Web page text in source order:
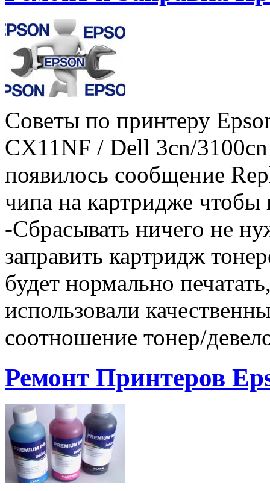
Советы по принтеру
CX11NF / Dell 3cn/
появилось сообщение
чипа на картридже чтобы
-Сбрасывать ничего не
заправить картридж
будет нормально
использовали
соотношение тонер/
Ремонт Принтеров